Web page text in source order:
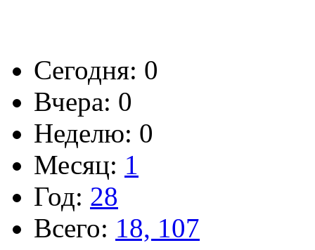
Сегодня: 0
Вчера: 0
Неделю: 0
Месяц: 1
Год: 28
Всего: 18, 107